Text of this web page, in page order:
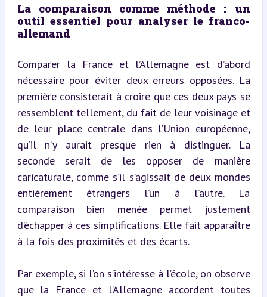
La comparaison comme méthode : un
outil essentiel pour analyser le franco-
allemand
Comparer la France et l’Allemagne est d’abord
nécessaire pour éviter deux erreurs opposées. La
première consisterait à croire que ces deux pays se
ressemblent tellement, du fait de leur voisinage et
de leur place centrale dans l’Union européenne,
qu’il n’y aurait presque rien à distinguer. La
seconde serait de les opposer de manière
caricaturale, comme s’il s’agissait de deux mondes
entièrement étrangers l’un à l’autre. La
comparaison bien menée permet justement
d’échapper à ces simplifications. Elle fait apparaître
à la fois des proximités et des écarts.
Par exemple, si l’on s’intéresse à l’école, on observe
que la France et l’Allemagne accordent toutes